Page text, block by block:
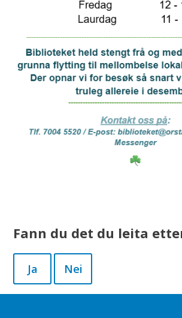
Fann du det du leita
Ja Nei